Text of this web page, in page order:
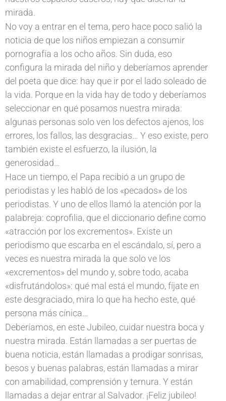
mirada.
No voy a entrar en el tema, pero hace poco salió la
noticia de que los niños empiezan a consumir
pornografía a los ocho años. Sin duda, eso
configura la mirada del niño y deberíamos aprender
del poeta que dice: hay que ir por el lado soleado de
la vida. Porque en la vida hay de todo y deberíamos
seleccionar en qué posamos nuestra mirada:
algunas personas solo ven los defectos ajenos, los
errores, los fallos, las desgracias… Y eso existe, pero
también existe el esfuerzo, la ilusión, la
generosidad…
Hace un tiempo, el Papa recibió a un grupo de
periodistas y les habló de los «pecados» de los
periodistas. Y uno de ellos llamó la atención por la
palabreja: coprofilia, que el diccionario define como
«atracción por los excrementos». Existe un
periodismo que escarba en el escándalo, sí, pero a
veces es nuestra mirada la que solo ve los
«excrementos» del mundo y, sobre todo, acaba
«disfrutándolos»: qué mal está el mundo, fíjate en
este desgraciado, mira lo que ha hecho este, qué
persona más cínica…
Deberíamos, en este Jubileo, cuidar nuestra boca y
nuestra mirada. Están llamadas a ser puertas de
buena noticia, están llamadas a prodigar sonrisas,
besos y buenas palabras, están llamadas a mirar
con amabilidad, comprensión y ternura. Y están
llamadas a dejar entrar al Salvador. ¡Feliz jubileo!